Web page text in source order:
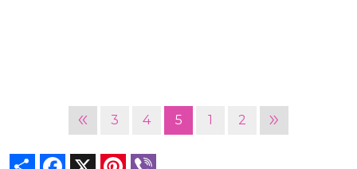
« 3 4 5 1 2 »
Share Facebook Pinterest